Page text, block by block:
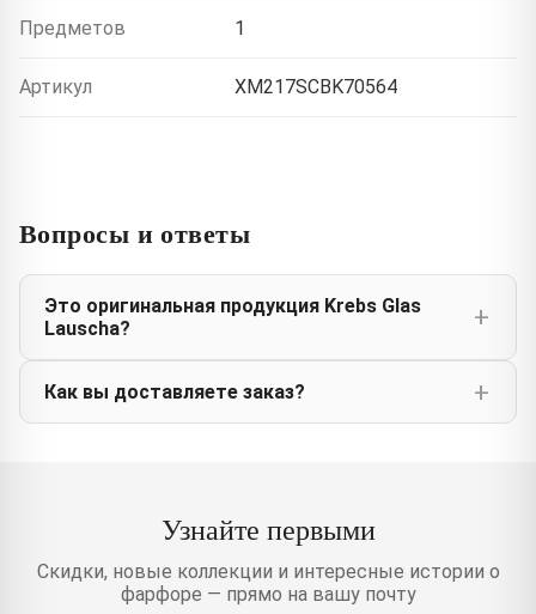
Предметов 1
Артикул XM217SCBK70564
Вопросы и ответы
Это оригинальная продукция Krebs Glas
Lauscha?
Как вы доставляете заказ?
Узнайте первыми
Скидки, новые коллекции и интересные истории о
фарфоре — прямо на вашу почту